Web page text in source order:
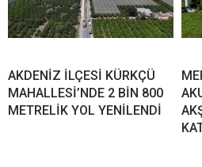
AKDENİZ İLÇESİ KÜRKÇÜ
MAHALLESİ’NDE 2 BİN 800
METRELİK YOL YENİLENDİ